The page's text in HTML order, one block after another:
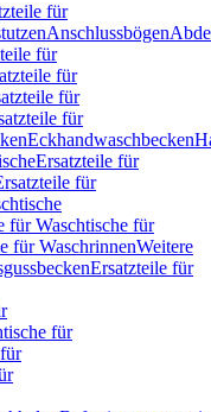
für
Anschlussbögen
für
für
für
für
Eckhandwaschbecken
Ersatzteile für
für
für Waschtische für
für WaschrinnenWeitere
Ersatzteile für
für